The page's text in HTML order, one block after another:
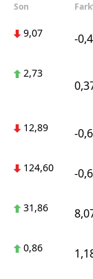
Son
9,07 -
2,73
12,89 -
124,60 -
31,86
0,86